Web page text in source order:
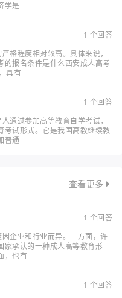
学是
1 个回答
格程度相对较高。具体来说，
的报名条件是什么西安成人高考
具有
1 个回答
通过参加高等教育自学考试，
考试形式。它是我国高教继续教
普通
查看更多
1 个回答
企业和行业而异。一方面，许
家承认的一种成人高等教育形
，也有
1 个回答